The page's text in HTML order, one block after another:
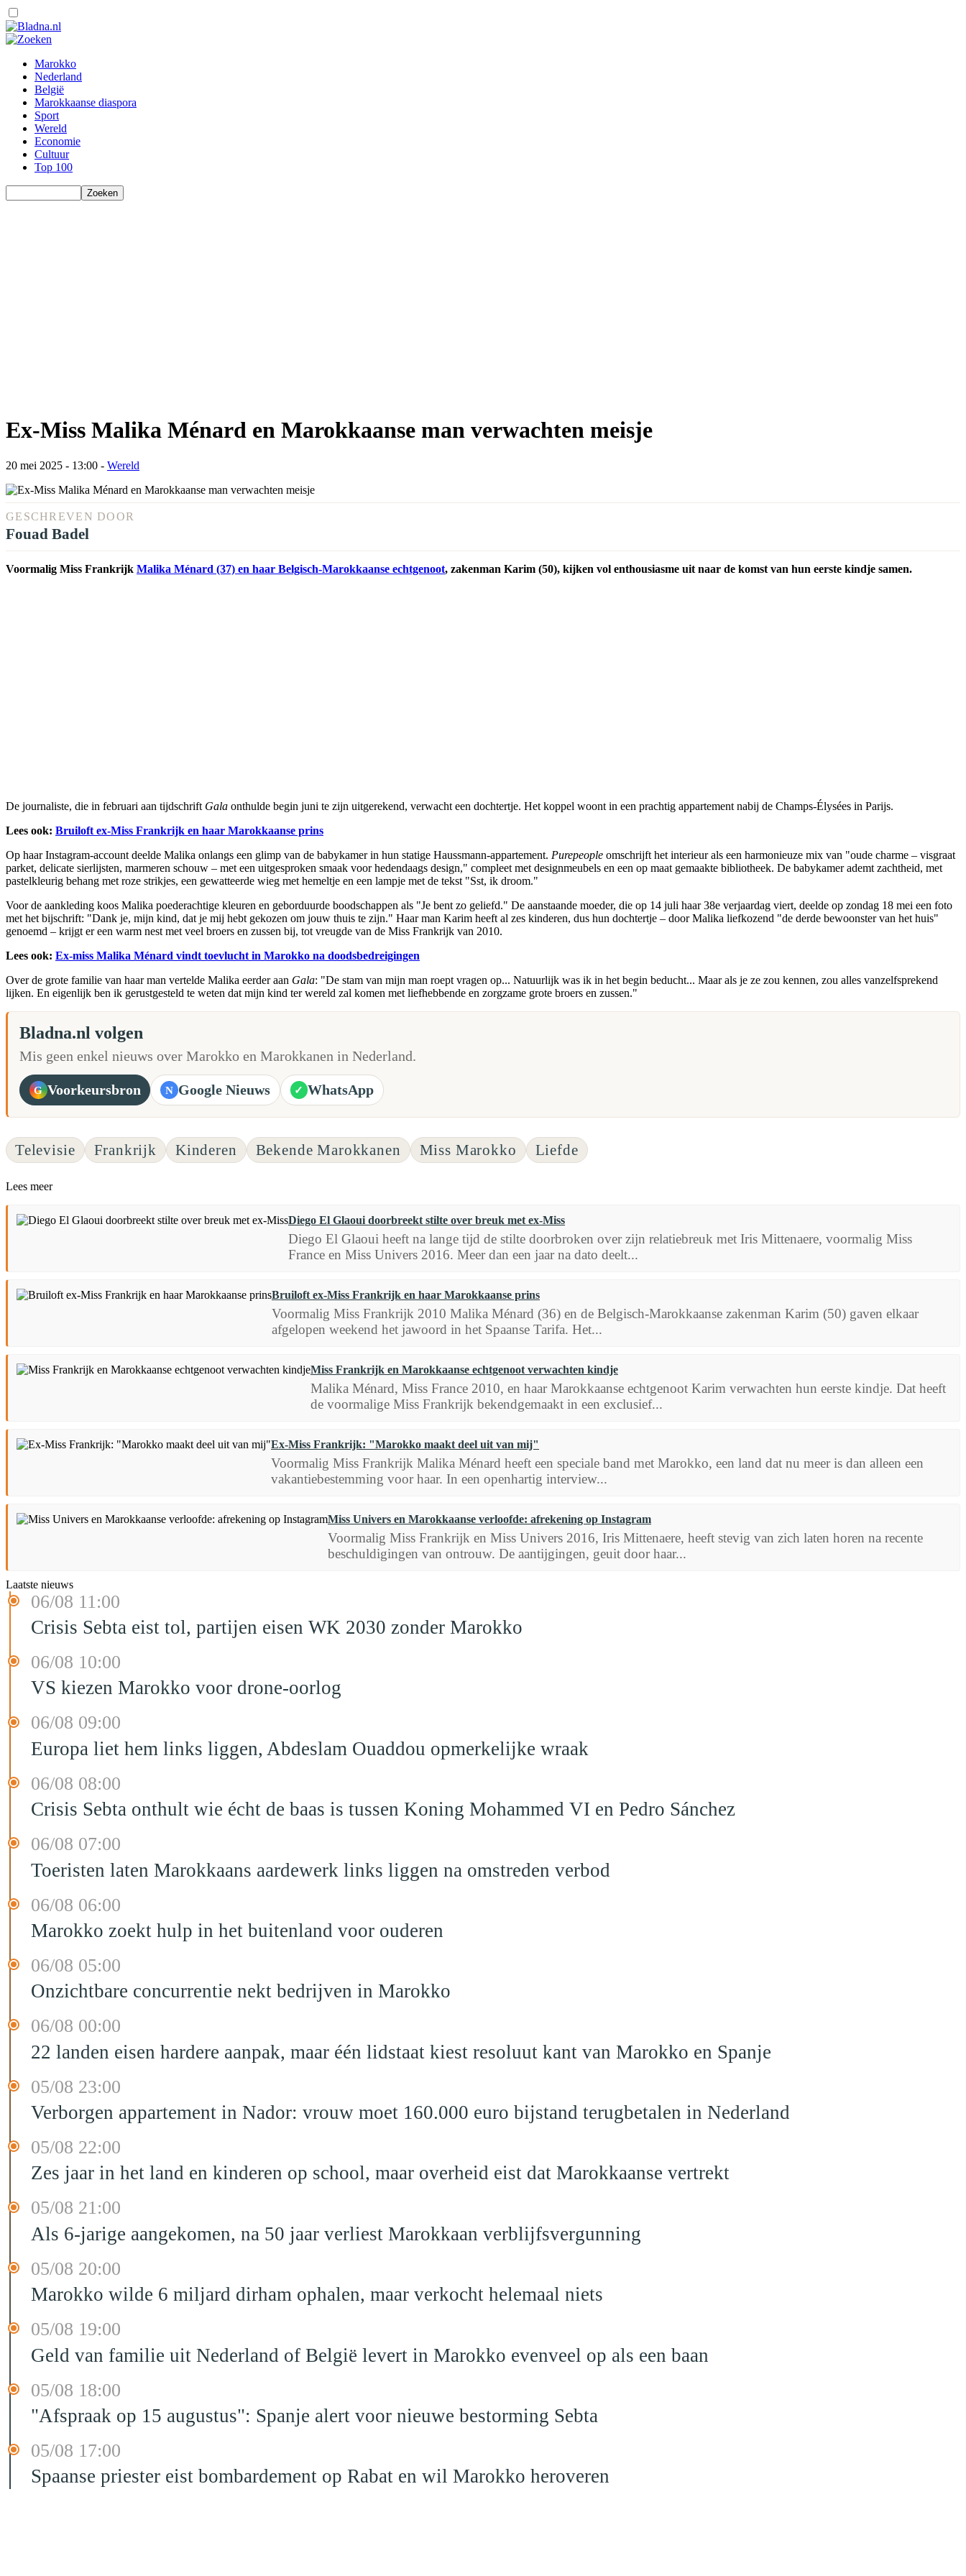
Marokko
Nederland
België
Marokkaanse diaspora
Sport
Wereld
Economie
Cultuur
Top 100
Ex-Miss Malika Ménard en Marokkaanse man verwachten meisje
20 mei 2025 - 13:00 - Wereld
GESCHREVEN DOOR
Fouad Badel
Voormalig Miss Frankrijk Malika Ménard (37) en haar Belgisch-Marokkaanse echtgenoot, zakenman Karim (50), kijken vol enthousiasme uit naar de komst van hun eerste kindje samen.
De journaliste, die in februari aan tijdschrift Gala onthulde begin juni te zijn uitgerekend, verwacht een dochtertje. Het koppel woont in een prachtig appartement nabij de Champs-Élysées in Parijs.
Lees ook: Bruiloft ex-Miss Frankrijk en haar Marokkaanse prins
Op haar Instagram-account deelde Malika onlangs een glimp van de babykamer in hun statige Haussmann-appartement. Purepeople omschrijft het interieur als een harmonieuze mix van "oude charme – visgraat
parket, delicate sierlijsten, marmeren schouw – met een uitgesproken smaak voor hedendaags design," compleet met designmeubels en een op maat gemaakte bibliotheek. De babykamer ademt zachtheid, met
pastelkleurig behang met roze strikjes, een gewatteerde wieg met hemeltje en een lampje met de tekst "Sst, ik droom."
Voor de aankleding koos Malika poederachtige kleuren en geborduurde boodschappen als "Je bent zo geliefd." De aanstaande moeder, die op 14 juli haar 38e verjaardag viert, deelde op zondag 18 mei een foto
met het bijschrift: "Dank je, mijn kind, dat je mij hebt gekozen om jouw thuis te zijn." Haar man Karim heeft al zes kinderen, dus hun dochtertje – door Malika liefkozend "de derde bewoonster van het huis"
genoemd – krijgt er een warm nest met veel broers en zussen bij, tot vreugde van de Miss Frankrijk van 2010.
Lees ook: Ex-miss Malika Ménard vindt toevlucht in Marokko na doodsbedreigingen
Over de grote familie van haar man vertelde Malika eerder aan Gala: "De stam van mijn man roept vragen op... Natuurlijk was ik in het begin beducht... Maar als je ze zou kennen, zou alles vanzelfsprekend
lijken. En eigenlijk ben ik gerustgesteld te weten dat mijn kind ter wereld zal komen met liefhebbende en zorgzame grote broers en zussen."
Bladna.nl volgen
Mis geen enkel nieuws over Marokko en Marokkanen in Nederland.
G Voorkeursbron N Google Nieuws ✓ WhatsApp
Televisie Frankrijk Kinderen Bekende Marokkanen Miss Marokko Liefde
Lees meer
Diego El Glaoui doorbreekt stilte over breuk met ex-Miss
Diego El Glaoui heeft na lange tijd de stilte doorbroken over zijn relatiebreuk met Iris Mittenaere, voormalig Miss
France en Miss Univers 2016. Meer dan een jaar na dato deelt...
Bruiloft ex-Miss Frankrijk en haar Marokkaanse prins
Voormalig Miss Frankrijk 2010 Malika Ménard (36) en de Belgisch-Marokkaanse zakenman Karim (50) gaven elkaar
afgelopen weekend het jawoord in het Spaanse Tarifa. Het...
Miss Frankrijk en Marokkaanse echtgenoot verwachten kindje
Malika Ménard, Miss France 2010, en haar Marokkaanse echtgenoot Karim verwachten hun eerste kindje. Dat heeft
de voormalige Miss Frankrijk bekendgemaakt in een exclusief...
Ex-Miss Frankrijk: "Marokko maakt deel uit van mij"
Voormalig Miss Frankrijk Malika Ménard heeft een speciale band met Marokko, een land dat nu meer is dan alleen een
vakantiebestemming voor haar. In een openhartig interview...
Miss Univers en Marokkaanse verloofde: afrekening op Instagram
Voormalig Miss Frankrijk en Miss Univers 2016, Iris Mittenaere, heeft stevig van zich laten horen na recente
beschuldigingen van ontrouw. De aantijgingen, geuit door haar...
Laatste nieuws
06/08 11:00
Crisis Sebta eist tol, partijen eisen WK 2030 zonder Marokko
06/08 10:00
VS kiezen Marokko voor drone-oorlog
06/08 09:00
Europa liet hem links liggen, Abdeslam Ouaddou opmerkelijke wraak
06/08 08:00
Crisis Sebta onthult wie écht de baas is tussen Koning Mohammed VI en Pedro Sánchez
06/08 07:00
Toeristen laten Marokkaans aardewerk links liggen na omstreden verbod
06/08 06:00
Marokko zoekt hulp in het buitenland voor ouderen
06/08 05:00
Onzichtbare concurrentie nekt bedrijven in Marokko
06/08 00:00
22 landen eisen hardere aanpak, maar één lidstaat kiest resoluut kant van Marokko en Spanje
05/08 23:00
Verborgen appartement in Nador: vrouw moet 160.000 euro bijstand terugbetalen in Nederland
05/08 22:00
Zes jaar in het land en kinderen op school, maar overheid eist dat Marokkaanse vertrekt
05/08 21:00
Als 6-jarige aangekomen, na 50 jaar verliest Marokkaan verblijfsvergunning
05/08 20:00
Marokko wilde 6 miljard dirham ophalen, maar verkocht helemaal niets
05/08 19:00
Geld van familie uit Nederland of België levert in Marokko evenveel op als een baan
05/08 18:00
"Afspraak op 15 augustus": Spanje alert voor nieuwe bestorming Sebta
05/08 17:00
Spaanse priester eist bombardement op Rabat en wil Marokko heroveren